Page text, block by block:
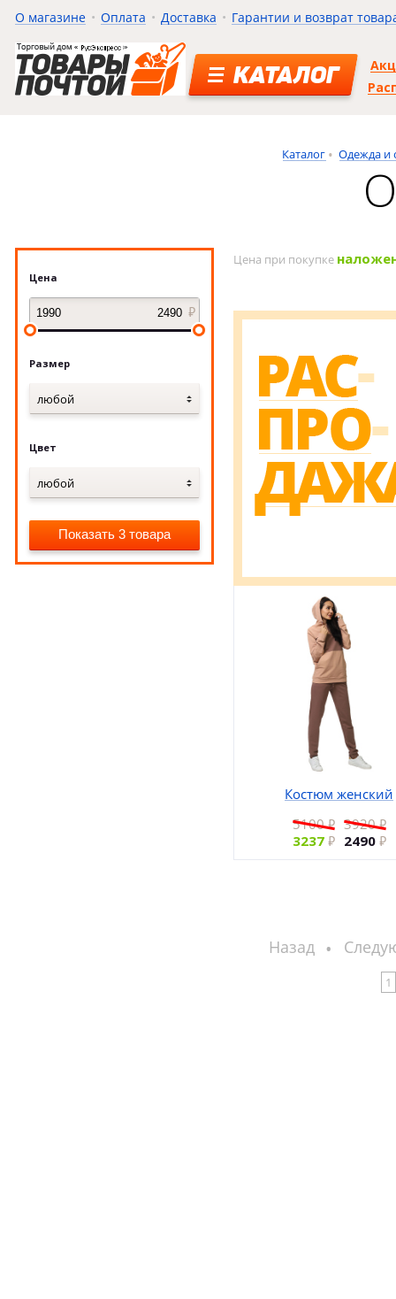
О магазине Оплата Доставка Гарантии и возврат
КАТАЛОГ
Каталог Одежда и
Цена
Размер
любой
Цвет
любой
Показать 3 товара
Цена при покупке
Костюм женский
5100
3237
3920
2490
Назад
1